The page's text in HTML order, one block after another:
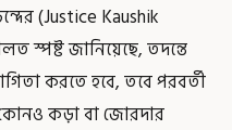
(Justice Kaushik
স্পষ্ট জানিয়েছে, তদন্তে
করতে হবে, তবে পরবর্তী
কোনও কড়া বা জোরদার